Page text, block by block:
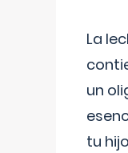
La
un
tu